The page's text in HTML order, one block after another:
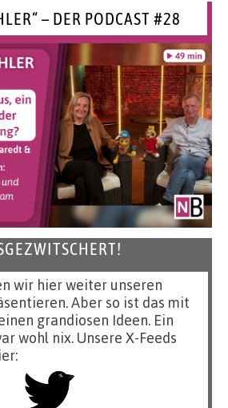
– DER PODCAST #28
wir hier weiter unseren
Aber so ist das mit
grandiosen Ideen. Ein
wohl nix. Unsere X-Feeds